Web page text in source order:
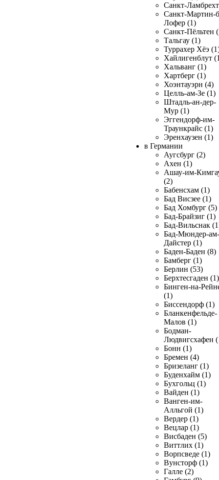
Санкт-
Санкт-Мартин-
Лофер (1)
Санкт-Пёльтен
Тальгау (1)
Туррахер Хёэ
Хайлигенблут
Хальванг (1)
Хартберг (1)
Хоэнтауэрн (4)
Целль-ам-Зе (1)
Штадль-ан-дер-
Мур (1)
Эггендорф-им-
Траункрайс (1)
Эренхаузен (1)
в Германии
Аугсбург (2)
Ахен (1)
Ашау-им-
(2)
Бабенсхам (1)
Бад Висзее (1)
Бад Хомбург (5)
Бад-Брайзиг (1)
Бад-Вильснак
Бад-Мюндер-ам-
Дайстер (1)
Баден-Баден (8)
Бамберг (1)
Берлин (53)
Берхтесгаден (1)
Бинген-на-
(1)
Биссендорф (1)
Бланкенфельде-
Малов (1)
Бодман-
Людвигсхафен
Бонн (1)
Бремен (4)
Бризеланг (1)
Буденхайм (1)
Бухгольц (1)
Вайден (1)
Ванген-им-
Алльгой (1)
Вердер (1)
Вецлар (1)
Висбаден (5)
Виттлих (1)
Ворпсведе (1)
Вунсторф (1)
Галле (2)